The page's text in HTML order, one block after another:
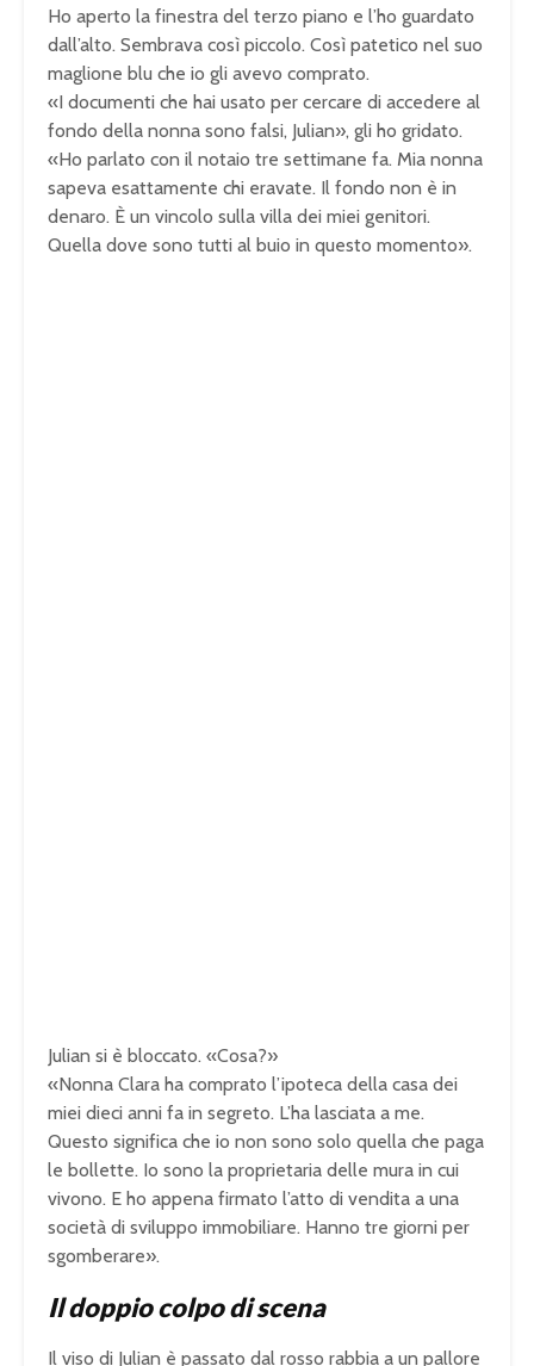
Ho aperto la finestra del terzo piano e l’ho guardato
dall’alto. Sembrava così piccolo. Così patetico nel suo
maglione blu che io gli avevo comprato.
«I documenti che hai usato per cercare di accedere al
fondo della nonna sono falsi, Julian», gli ho gridato.
«Ho parlato con il notaio tre settimane fa. Mia nonna
sapeva esattamente chi eravate. Il fondo non è in
denaro. È un vincolo sulla villa dei miei genitori.
Quella dove sono tutti al buio in questo momento».
Julian si è bloccato. «Cosa?»
«Nonna Clara ha comprato l’ipoteca della casa dei
miei dieci anni fa in segreto. L’ha lasciata a me.
Questo significa che io non sono solo quella che paga
le bollette. Io sono la proprietaria delle mura in cui
vivono. E ho appena firmato l’atto di vendita a una
società di sviluppo immobiliare. Hanno tre giorni per
sgomberare».
Il doppio colpo di scena
Il viso di Julian è passato dal rosso rabbia a un pallore